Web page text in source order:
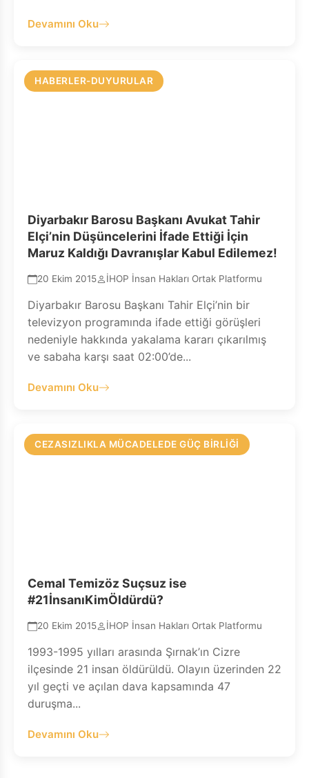
Devamını Oku
HABERLER-DUYURULAR
Diyarbakır Barosu Başkanı Avukat Tahir
Elçi’nin Düşüncelerini İfade Ettiği İçin
Maruz Kaldığı Davranışlar Kabul Edilemez!
20 Ekim 2015 İHOP İnsan Hakları Ortak Platformu
Diyarbakır Barosu Başkanı Tahir Elçi’nin bir
televizyon programında ifade ettiği görüşleri
nedeniyle hakkında yakalama kararı çıkarılmış
ve sabaha karşı saat 02:00’de...
Devamını Oku
CEZASIZLIKLA MÜCADELEDE GÜÇ BIRLIĞI
Cemal Temizöz Suçsuz ise
#21İnsanıKimÖldürdü?
20 Ekim 2015 İHOP İnsan Hakları Ortak Platformu
1993-1995 yılları arasında Şırnak’ın Cizre
ilçesinde 21 insan öldürüldü. Olayın üzerinden 22
yıl geçti ve açılan dava kapsamında 47
duruşma...
Devamını Oku